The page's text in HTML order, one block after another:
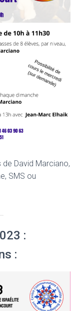
David Marciano,
SMS ou
:
: